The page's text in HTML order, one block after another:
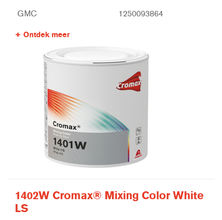
GMC 1250093864
Ontdek meer
1402W Cromax® Mixing Color White
LS